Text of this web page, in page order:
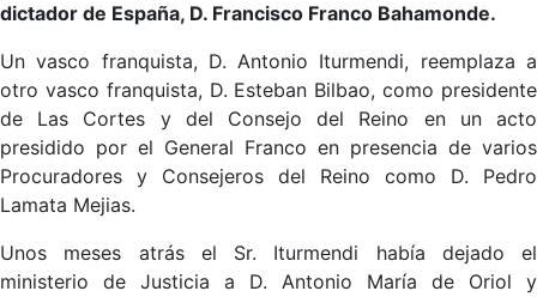
dictador de España, D. Francisco Franco Bahamonde.
Un vasco franquista, D. Antonio Iturmendi, reemplaza a
otro vasco franquista, D. Esteban Bilbao, como presidente
de Las Cortes y del Consejo del Reino en un acto
presidido por el General Franco en presencia de varios
Procuradores y Consejeros del Reino como D. Pedro
Lamata Mejias.
Unos meses atrás el Sr. Iturmendi había dejado el
ministerio de Justicia a D. Antonio María de Oriol y